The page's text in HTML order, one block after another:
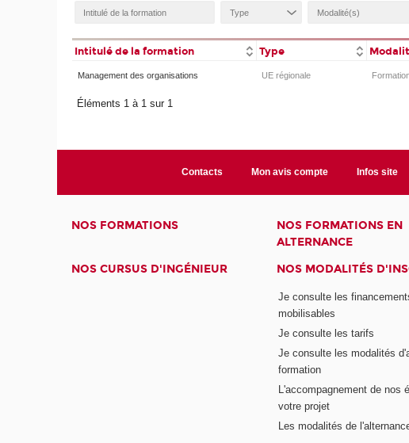
Intitulé de la formation Type
Management des organisations UE régionale
Éléments 1 à 1 sur 1
Contacts Mon avis compte Infos site
NOS FORMATIONS
NOS FORMATIONS EN
ALTERNANCE
NOS CURSUS D'INGÉNIEUR
NOS MODALITÉS
Je consulte les
mobilisables
Je consulte les tarifs
Je consulte les modalités
formation
L'accompagnement de nos
votre projet
Les modalités de